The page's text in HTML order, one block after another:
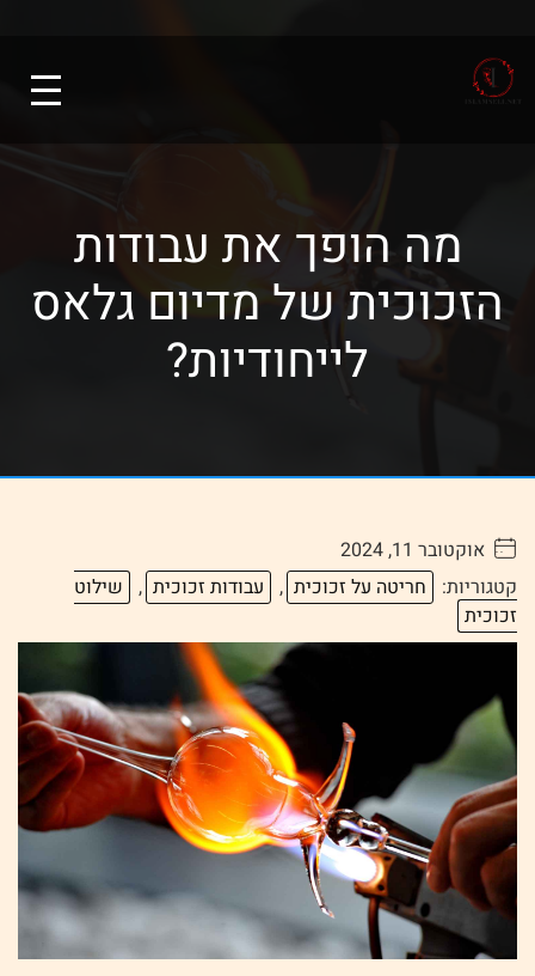
מה הופך את עבודות
הזכוכית של מדיום גלאס
לייחודיות?
. . . . .אוקטובר 11, 2024
קטגוריות:
חריטה על זכוכית , עבודות זכוכית , שילוט
זכוכית